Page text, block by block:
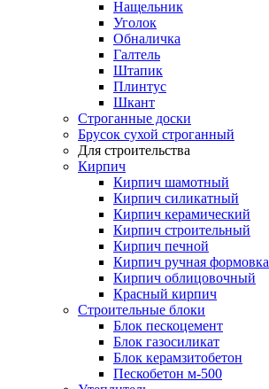
Нащельник
Уголок
Обналичка
Галтель
Штапик
Плинтус
Шкант
Строганные доски
Брусок сухой строганный
Для строительства
Кирпич
Кирпич шамотный
Кирпич силикатный
Кирпич керамический
Кирпич строительный
Кирпич печной
Кирпич ручная формовка
Кирпич облицовочный
Красный кирпич
Строительные блоки
Блок пескоцемент
Блок газосиликат
Блок керамзитобетон
Пескобетон м-500